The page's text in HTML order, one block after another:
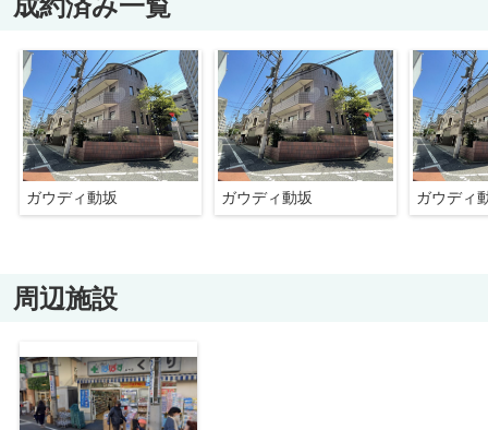
成約済み一覧
ガウディ動坂 ガウディ動坂 ガウディ
周辺施設